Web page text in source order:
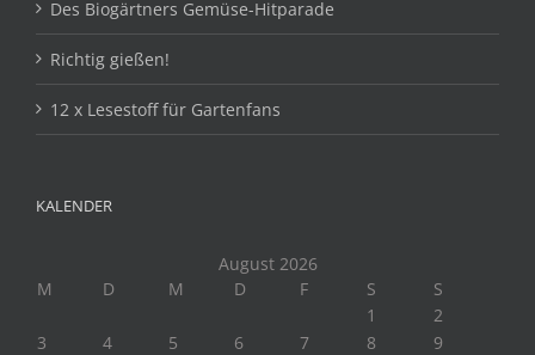
Des Biogärtners Gemüse-Hitparade
Richtig gießen!
12 x Lesestoff für Gartenfans
KALENDER
August 2026
M
D M D F S
S
1
2
3
4 5 6 7 8 9